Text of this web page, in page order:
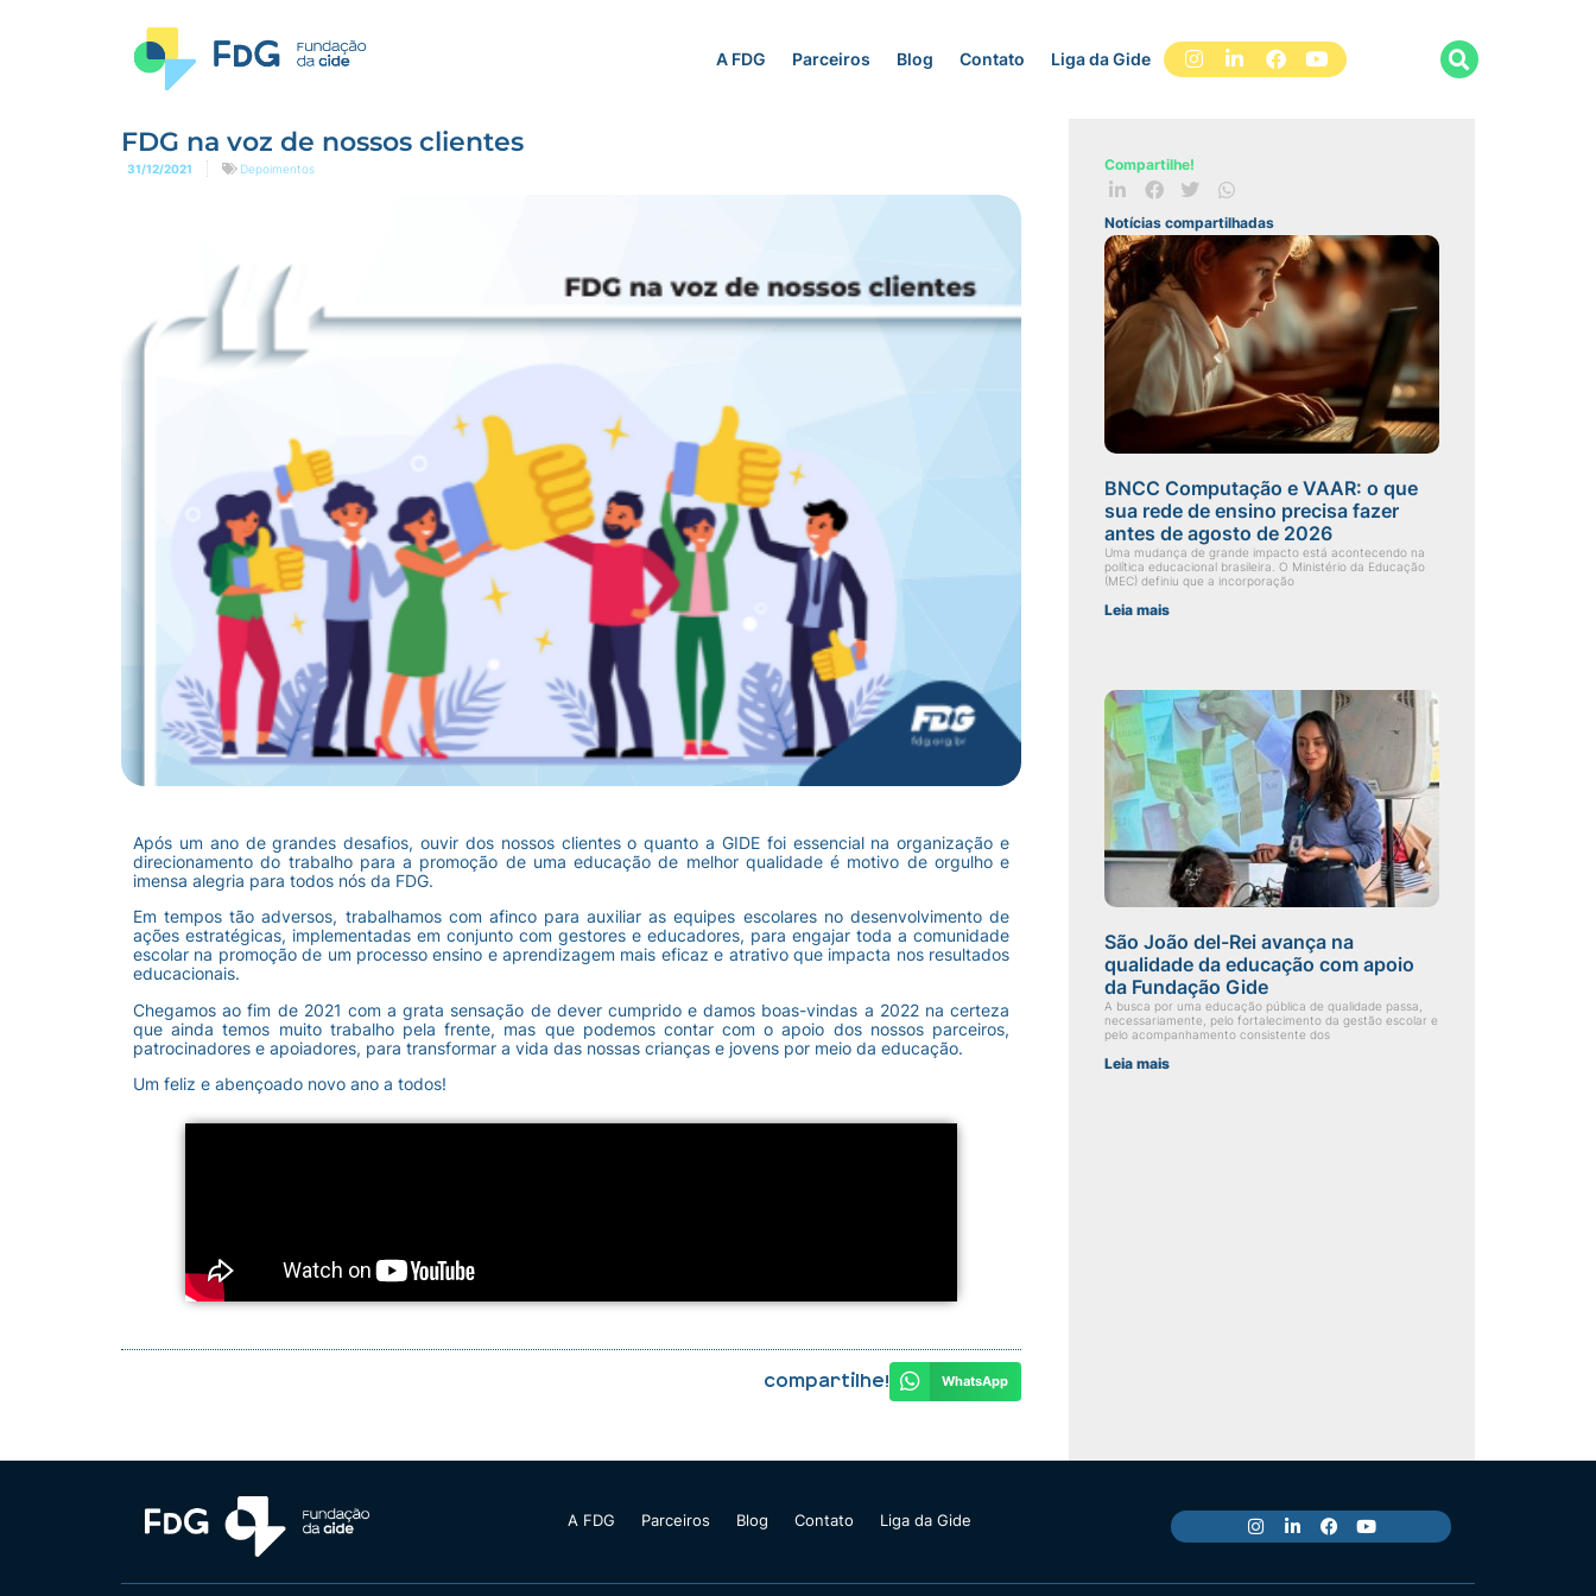
A FDG Parceiros Blog Contato Liga da Gide
FDG na voz de nossos clientes
31/12/2021 Depoimentos
Após um ano de grandes desafios, ouvir dos nossos clientes o quanto a GIDE foi essencial na organização e
direcionamento do trabalho para a promoção de uma educação de melhor qualidade é motivo de orgulho e
imensa alegria para todos nós da FDG.
Em tempos tão adversos, trabalhamos com afinco para auxiliar as equipes escolares no desenvolvimento de
ações estratégicas, implementadas em conjunto com gestores e educadores, para engajar toda a comunidade
escolar na promoção de um processo ensino e aprendizagem mais eficaz e atrativo que impacta nos resultados
educacionais.
Chegamos ao fim de 2021 com a grata sensação de dever cumprido e damos boas-vindas a 2022 na certeza
que ainda temos muito trabalho pela frente, mas que podemos contar com o apoio dos nossos parceiros,
patrocinadores e apoiadores, para transformar a vida das nossas crianças e jovens por meio da educação.
Um feliz e abençoado novo ano a todos!
Compartilhe! WhatsApp
Compartilhe!
Notícias compartilhadas
BNCC Computação e VAAR: o que
sua rede de ensino precisa fazer
antes de agosto de 2026
Uma mudança de grande impacto está acontecendo na
política educacional brasileira. O Ministério da Educação
(MEC) definiu que a incorporação
Leia mais
São João del-Rei avança na
qualidade da educação com apoio
da Fundação Gide
A busca por uma educação pública de qualidade passa,
necessariamente, pelo fortalecimento da gestão escolar e
pelo acompanhamento consistente dos
Leia mais
A FDG Parceiros Blog Contato Liga da Gide